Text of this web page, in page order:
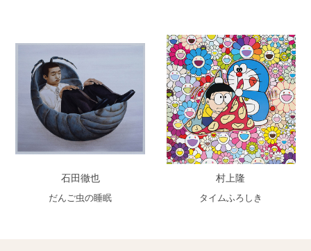
石田徹也
だんご虫の睡眠
村上隆
タイムふろしき